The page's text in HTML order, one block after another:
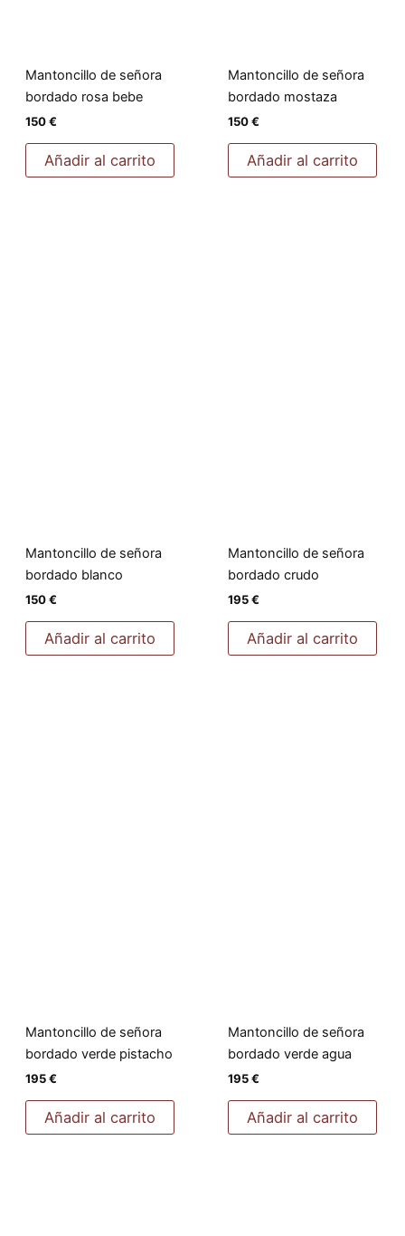
Mantoncillo de señora
bordado rosa bebe
150€
Añadir al carrito
Mantoncillo de señora
bordado mostaza
150€
Añadir al carrito
Mantoncillo de señora
bordado blanco
150€
Añadir al carrito
Mantoncillo de señora
bordado crudo
195€
Añadir al carrito
Mantoncillo de señora
bordado verde pistacho
195€
Añadir al carrito
Mantoncillo de señora
bordado verde agua
195€
Añadir al carrito